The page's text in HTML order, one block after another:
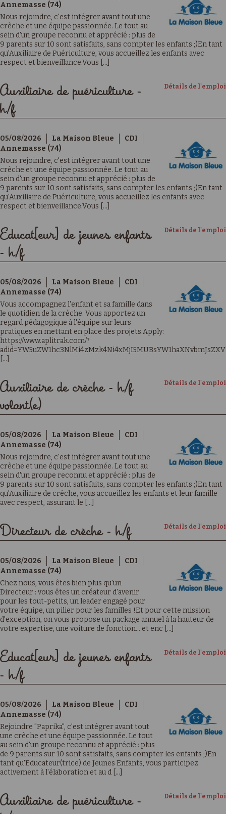
Annemasse (74)
Nous rejoindre, c'est intégrer avant tout une
crèche et une équipe passionnée. Le tout au
sein d'un groupe reconnu et apprécié : plus de
9 parents sur 10 sont satisfaits, sans compter les enfants ;)En tant
qu'Auxiliaire de Puériculture, vous accueillez les enfants avec
respect et bienveillance.Vous [...]
Détails de l'emploi
Auxiliaire de puériculture -
h/f
05/08/2026 La Maison Bleue
CDI
Annemasse (74)
Nous rejoindre, c'est intégrer avant tout une
crèche et une équipe passionnée. Le tout au
sein d'un groupe reconnu et apprécié : plus de
9 parents sur 10 sont satisfaits, sans compter les enfants ;)En tant
qu'Auxiliaire de Puériculture, vous accueillez les enfants avec
respect et bienveillance.Vous [...]
Détails de l'emploi
Educat[eur] de jeunes enfants
- h/f
05/08/2026 La Maison Bleue
CDI
Annemasse (74)
Vous accompagnez l'enfant et sa famille dans
le quotidien de la crèche. Vous apportez un
regard pédagogique à l'équipe sur leurs
pratiques en mettant en place des projets.Apply:
https://www.aplitrak.com/?
[...]
Détails de l'emploi
Auxiliaire de crèche - h/f
volant(e)
05/08/2026 La Maison Bleue
CDI
Annemasse (74)
Nous rejoindre, c'est intégrer avant tout une
crèche et une équipe passionnée. Le tout au
sein d'un groupe reconnu et apprécié : plus de
9 parents sur 10 sont satisfaits, sans compter les enfants ;)En tant
qu'Auxiliaire de crèche, vous accueillez les enfants et leur famille
avec respect, assurant le [...]
Détails de l'emploi
Directeur de crèche - h/f
05/08/2026 La Maison Bleue
CDI
Annemasse (74)
Chez nous, vous êtes bien plus qu'un
Directeur : vous êtes un créateur d'avenir
pour les tout-petits, un leader engagé pour
votre équipe, un pilier pour les familles !Et pour cette mission
d'exception, on vous propose un package annuel à la hauteur de
votre expertise, une voiture de fonction… et enc [...]
Détails de l'emploi
Educat[eur] de jeunes enfants
- h/f
05/08/2026 La Maison Bleue
CDI
Annemasse (74)
Rejoindre "Paprika", c'est intégrer avant tout
une crèche et une équipe passionnée. Le tout
au sein d'un groupe reconnu et apprécié : plus
de 9 parents sur 10 sont satisfaits, sans compter les enfants ;)En
tant qu'Educateur(trice) de Jeunes Enfants, vous participez
activement à l'élaboration et au d [...]
Détails de l'emploi
Auxiliaire de puériculture -